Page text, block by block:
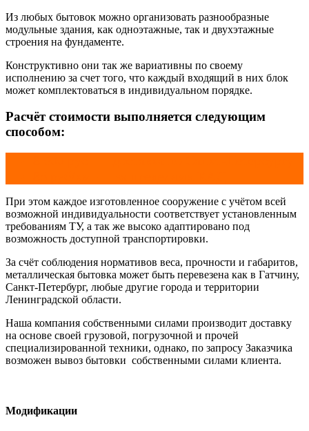
Из любых бытовок можно организовать разнообразные
модульные здания, как одноэтажные, так и двухэтажные
строения на фундаменте.
Конструктивно они так же вариативны по своему
исполнению за счет того, что каждый входящий в них блок
может комплектоваться в индивидуальном порядке.
Расчёт стоимости выполняется следующим
способом:
При этом каждое изготовленное сооружение с учётом всей
возможной индивидуальности соответствует установленным
требованиям ТУ, а так же высоко адаптировано под
возможность доступной транспортировки.
За счёт соблюдения нормативов веса, прочности и габаритов,
металлическая бытовка может быть перевезена как в Гатчину,
Санкт-Петербург, любые другие города и территории
Ленинградской области.
Наша компания собственными силами производит доставку
на основе своей грузовой, погрузочной и прочей
специализированной техники, однако, по запросу Заказчика
возможен вывоз бытовки собственными силами клиента.
Модификации